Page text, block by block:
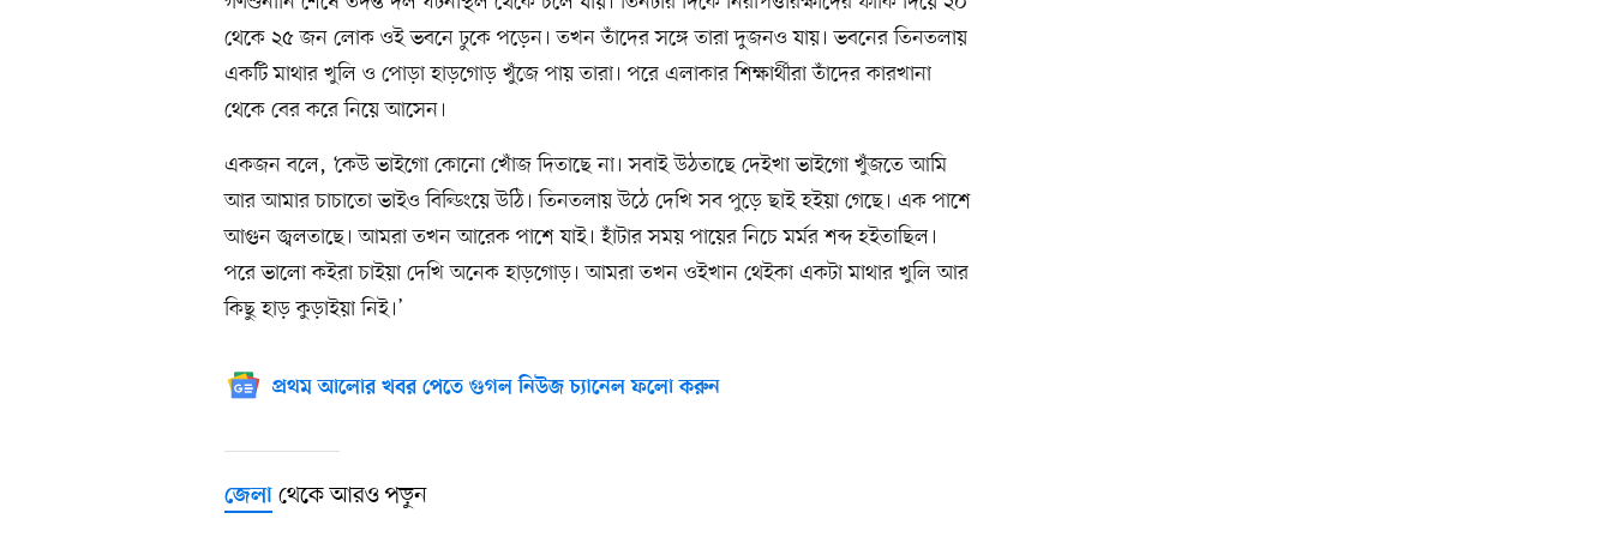
থেকে ২৫ জন লোক ওই ভবনে ঢুকে পড়েন। তখন তাঁদের সঙ্গে তারা দুজনও যায়। ভবনের তিনতলায়
একটি মাথার খুলি ও পোড়া হাড়গোড় খুঁজে পায় তারা। পরে এলাকার শিক্ষার্থীরা তাঁদের কারখানা
থেকে বের করে নিয়ে আসেন।
একজন বলে, ‘কেউ ভাইগো কোনো খোঁজ দিতাছে না। সবাই উঠতাছে দেইখা ভাইগো খুঁজতে আমি
আর আমার চাচাতো ভাইও বিল্ডিংয়ে উঠি। তিনতলায় উঠে দেখি সব পুড়ে ছাই হইয়া গেছে। এক পাশে
আগুন জ্বলতাছে। আমরা তখন আরেক পাশে যাই। হাঁটার সময় পায়ের নিচে মর্মর শব্দ হইতাছিল।
পরে ভালো কইরা চাইয়া দেখি অনেক হাড়গোড়। আমরা তখন ওইখান থেইকা একটা মাথার খুলি আর
কিছু হাড় কুড়াইয়া নিই।’
প্রথম আলোর খবর পেতে গুগল নিউজ চ্যানেল ফলো করুন
জেলা থেকে আরও পড়ুন